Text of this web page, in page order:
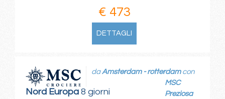
€ 473
DETTAGLI
Nord Europa8 giorni
daAmsterdam - rotterdamcon
MSC
Preziosa